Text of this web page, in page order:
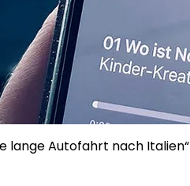
lange Autofahrt nach Italien“